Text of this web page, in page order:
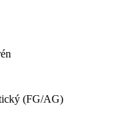
(FG/AG)